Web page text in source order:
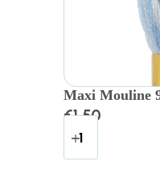
Maxi Mouline
€1.50